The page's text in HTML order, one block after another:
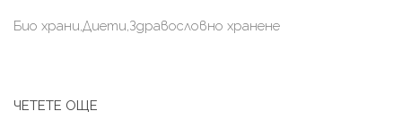
Био храни,Диети,Здравословно хранене
ЧЕТЕТЕ ОЩЕ